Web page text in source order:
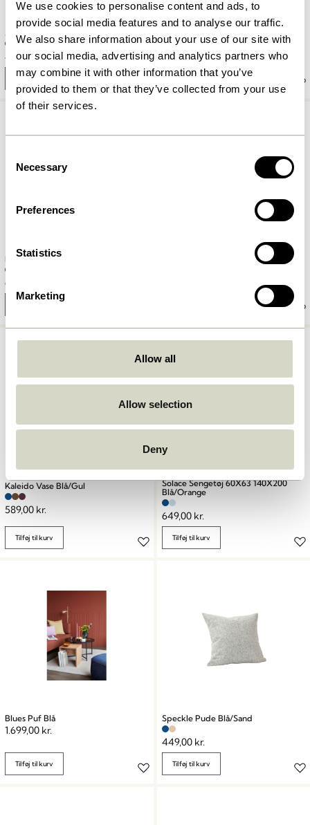
We use cookies to personalise content and ads, to
provide social media features and to analyse our traffic.
We also share information about your use of our site with
our social media, advertising and analytics partners who
may combine it with other information that you’ve
provided to them or that they’ve collected from your use
of their services.
Selection
Necessary
Preferences
Statistics
Marketing
Allow all
Allow selection
Deny
Shell Plaid Blå/Hvid
449,00kr.
Tilføj til kurv
199,00kr.
Tilføj til kurv
Block Vase Blå
669,00
Sculpt Bogstøtte Blå/Klar
Kaleido Vase Blå/Gul
589,00 kr.
Tilføj til kurv
Solace Sengetøj 60X63 140X200
Blå/Orange
649,00 kr.
Tilføj til kurv
Blues Puf Blå
1.699,00 kr.
Tilføj til kurv
Speckle Pude Blå/Sand
449,00 kr.
Tilføj til kurv